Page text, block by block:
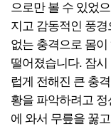
으로만 볼 수 있었
지고 감동적인 풍
없는 충격으로 몸
떨어졌습니다. 잠
럽게 전해진 큰 충
황을 파악하려고
에 와서 무릎을 꿇